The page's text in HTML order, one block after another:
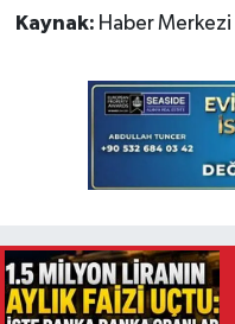
Kaynak: Haber Merkezi